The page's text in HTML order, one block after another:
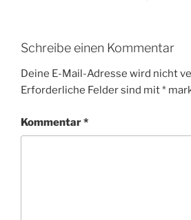
Schreibe einen Kommentar
Deine E-Mail-Adresse wird nicht
Erforderliche Felder sind mit*
Kommentar*